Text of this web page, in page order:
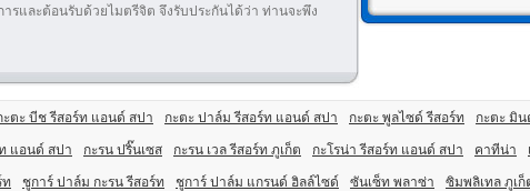
รและต้อนรับด้วยไมตรีจิต จึงรับประกันได้ว่า ท่านจะพึง
ะตะ บีช รีสอร์ท แอนด์ สปา กะตะ ปาล์ม รีสอร์ท แอนด์ สปา กะตะ พูลไซด์ รีสอร์ท กะตะ มิน
แอนด์ สปา กะรน ปริ๊นเซส กะรน เวล รีสอร์ท ภูเก็ต กะโรน่า รีสอร์ท แอนด์ สปา คาทีน่า
ท ชูการ์ ปาล์ม กะรน รีสอร์ท ชูการ์ ปาล์ม แกรนด์ ฮิลล์ไซด์ ซันเซ็ท พลาซ่า ซิมพลิเทล ภูเก็